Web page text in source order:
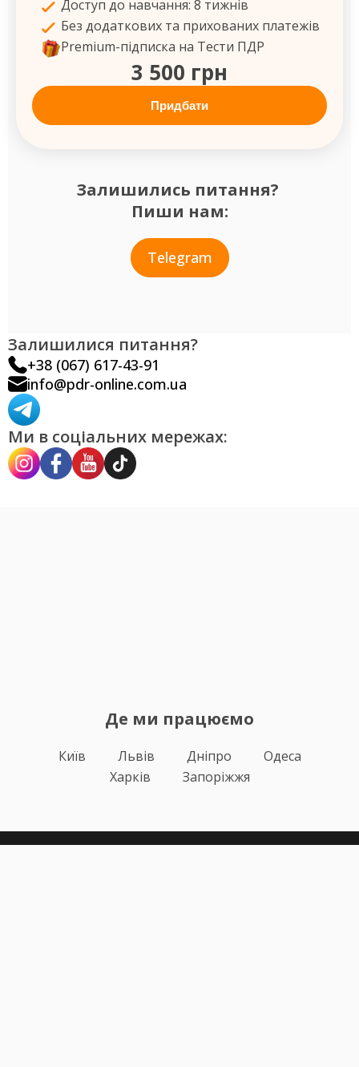
Залишились питання?
Пиши нам:
Telegram
Доступ до навчання: 8 тижнів
Без додаткових та прихованих платежів
Premium-підписка на Тести ПДР
3 500 грн
Придбати
Залишилися питання?
+38 (067) 617-43-91
info@pdr-online.com.ua
Ми в соціальних мережах:
Де ми працюємо
Київ Львів Дніпро
Одеса
Харків
Запоріжжя